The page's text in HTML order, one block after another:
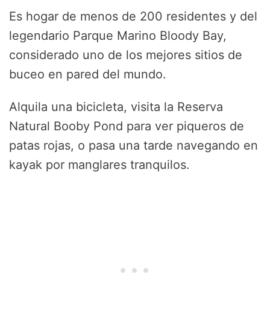
Es hogar de menos de 200 residentes y del
legendario Parque Marino Bloody Bay,
considerado uno de los mejores sitios de
buceo en pared del mundo.
Alquila una bicicleta, visita la Reserva
Natural Booby Pond para ver piqueros de
patas rojas, o pasa una tarde navegando en
kayak por manglares tranquilos.